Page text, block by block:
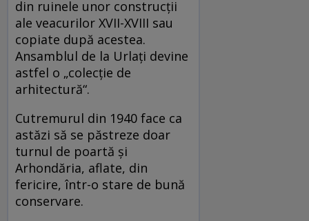
din ruinele unor construcţii
ale veacurilor XVII-XVIII sau
copiate după acestea.
Ansamblul de la Urlaţi devine
astfel o „colecţie de
arhitectură“.
Cutremurul din 1940 face ca
astăzi să se păstreze doar
turnul de poartă şi
Arhondăria, aflate, din
fericire, într-o stare de bună
conservare.